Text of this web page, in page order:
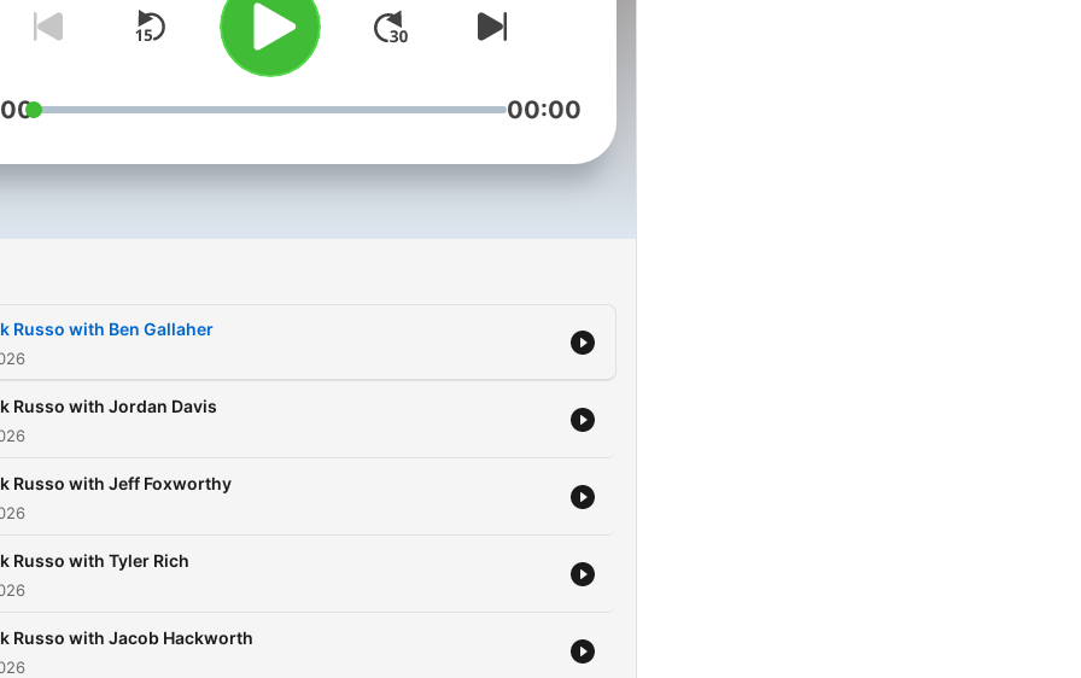
00:00
Russo with Ben Gallaher
Russo with Jordan Davis
Russo with Jeff Foxworthy
Russo with Tyler Rich
Russo with Jacob Hackworth